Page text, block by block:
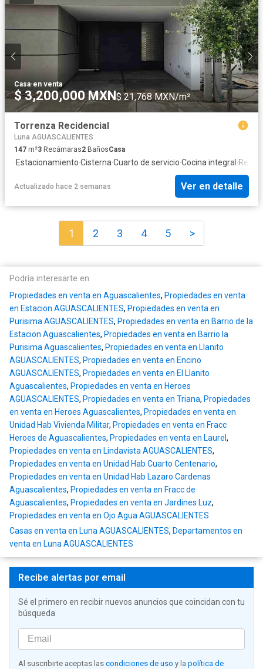
Casa·en venta
$ 3,200,000 MXN$ 21,768 MXN/m²
Torrenza Recidencial
Luna AGUASCALIENTES
147 m²3 Recámaras2 BañosCasa
·Estacionamiento·Cisterna·Cuarto de servicio·Cocina integral ·
Actualizado hace 2 semanas Ver en detalle
1 2 3 4 5 >
Podría interesarte en
Propiedades en venta en Aguascalientes, Propiedades en venta
en Estacion AGUASCALIENTES, Propiedades en venta en
Purisima AGUASCALIENTES, Propiedades en venta en Barrio de la
Estacion Aguascalientes, Propiedades en venta en Barrio la
Purisima Aguascalientes, Propiedades en venta en Llanito
AGUASCALIENTES, Propiedades en venta en Encino
AGUASCALIENTES, Propiedades en venta en El Llanito
Aguascalientes, Propiedades en venta en Heroes
AGUASCALIENTES, Propiedades en venta en Triana, Propiedades
en venta en Heroes Aguascalientes, Propiedades en venta en
Unidad Hab Vivienda Militar, Propiedades en venta en Fracc
Heroes de Aguascalientes, Propiedades en venta en Laurel ,
Propiedades en venta en Lindavista AGUASCALIENTES,
Propiedades en venta en Unidad Hab Cuarto Centenario,
Propiedades en venta en Unidad Hab Lazaro Cardenas
Aguascalientes, Propiedades en venta en Fracc de
Aguascalientes, Propiedades en venta en Jardines Luz,
Propiedades en venta en Ojo Agua AGUASCALIENTES
Casas en venta en Luna AGUASCALIENTES, Departamentos en
venta en Luna AGUASCALIENTES
Recibe alertas por email
Sé el primero en recibir nuevos anuncios que coincidan con tu
búsqueda
Al suscribirte aceptas las condiciones de uso y la política de